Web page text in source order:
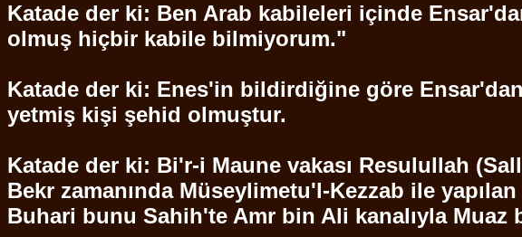
Katade der ki: Ben Arab kabileleri içinde
olmuş hiçbir kabile bilmiyorum."
Katade der ki: Enes'in bildirdiğine göre Ensar'dan
yetmiş kişi şehid olmuştur.
Katade der ki: Bi'r-i Maune vakası Resulullah (
Bekr zamanında Müseylimetu'l-Kezzab ile yapılan
Buhari bunu Sahih'te Amr bin Ali kanalıyla Muaz